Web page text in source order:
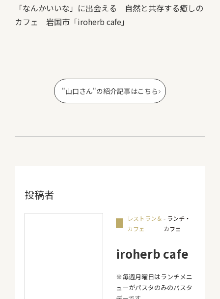
「なんかいいな」に出会える 自然と共存する癒しの
カフェ 岩国市「iroherb cafe」
"山口さん"の紹介記事はこちら
投稿者
iroherb cafe
レストラン＆
カフェ
- ランチ・
カフェ
※毎週月曜日はランチメニ
ューがパスタのみのパスタ